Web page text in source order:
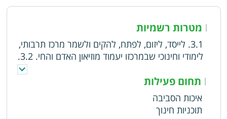
| מטרות רשמיות
3.1. לייסד, ליזום, לפתח, להקים ולשמר מרכז תרבותי,
לימודי וחינוכי שבמרכזו יעמוד מוזיאון האדם והחי. 3.2.
קורסים, סימפוזיונים, פעילויות חינוך, שיתוף ידע,
מחקר וכן לקיים שיתופי פעולה מקצועיים עם גורמים
שונים, במטרה, בין היתר, לעורר סקרנות, התבוננות
| תחום פעילות
איכות הסביבה
תוכניות חינוך